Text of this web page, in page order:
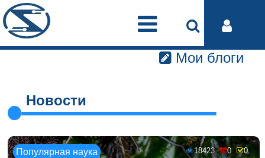
Мои блоги
Новости
Популярная наука 18423 0 0